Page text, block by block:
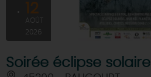
12
AOÛT
2026
Soirée éclipse solaire